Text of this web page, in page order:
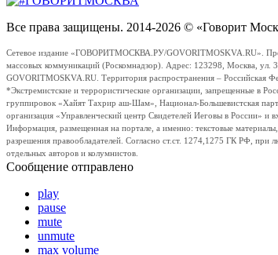
Все права защищены. 2014-2026 © «Говорит
Сетевое издание «ГОВОРИТМОСКВА.РУ/GOVORITMOSKVA.RU».
массовых коммуникаций (Роскомнадзор). Адрес: 123298, Москва,
GOVORITMOSKVA.RU. Территория распространения – Российская
*Экстремистские и террористические организации, запрещенные
группировок «Хайят Тахрир аш-Шам», Национал-Большевистская
организация «Управленческий центр Свидетелей Иеговы в России» и
Информация, размещенная на портале, а именно: текстовые
разрешения правообладателей. Согласно ст.ст. 1274,1275 ГК РФ, при
отдельных авторов и колумнистов.
Сообщение отправлено
play
pause
mute
unmute
max volume